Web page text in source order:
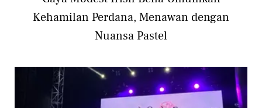
Kehamilan Perdana, Menawan dengan
Nuansa Pastel